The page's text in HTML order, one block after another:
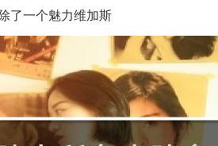
了一个魅力维加斯